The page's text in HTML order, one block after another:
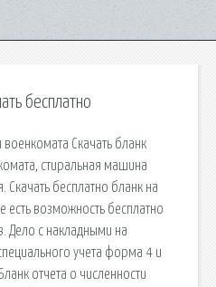
бесплатно
Скачать бланк
стиральная машина
Скачать бесплатно бланк на
возможность бесплатно
Дело с накладными на
учета форма 4 и
отчета о численности